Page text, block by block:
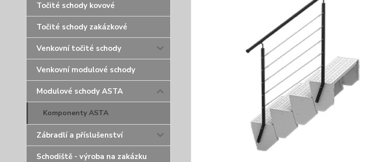
Točité schody kovové
Točité schody zakázkové
Venkovní točité schody
Venkovní modulové schody
Modulové schody ASTA
Komponenty ASTA
Zábradlí a příslušenství
Schodiště - výroba na zakázku